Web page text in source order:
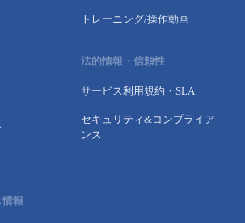
報
トレーニング/操作動画
法的情報・信頼性
サービス利用規約・SLA
セキュリティ&コンプライア
ンス